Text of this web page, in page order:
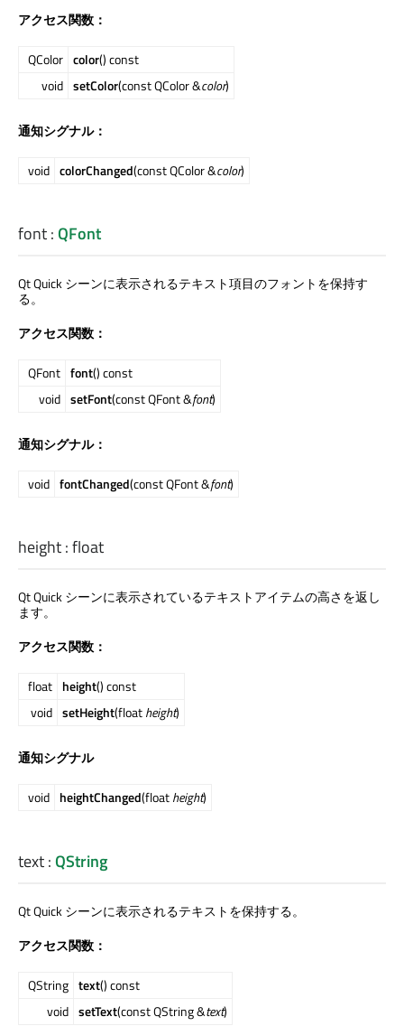
アクセス関数：
QColor color() const
void setColor(const QColor &color)
通知シグナル：
void colorChanged(const QColor &color)
font:QFont
Qt Quickシーンに表示されるテキスト項目のフォントを保持す
る。
アクセス関数：
QFont font() const
void setFont(const QFont &font)
通知シグナル：
void fontChanged(const QFont &font)
height:float
Qt Quickシーンに表示されているテキストアイテムの高さを返し
ます。
アクセス関数：
float height() const
void setHeight(floatheight)
通知シグナル
void heightChanged(floatheight)
text:QString
Qt Quickシーンに表示されるテキストを保持する。
アクセス関数：
QString text() const
void setText(const QString &text)